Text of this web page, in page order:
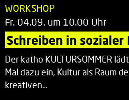
WORKSHOP
Fr. 04.09. um 10.00 Uhr
Schreiben in sozialer
Der katho KULTURSOMMER
Mal dazu ein, Kultur als Raum
kreativen…